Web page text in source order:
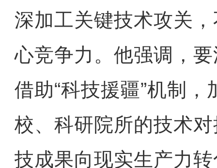
深加工关键技术攻关
心竞争力。他强调，
借助“科技援疆”机制，
校、科研院所的技术
技成果向现实生产力